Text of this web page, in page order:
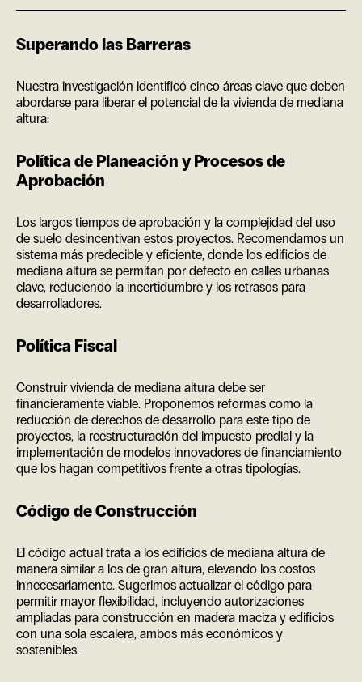
Superando las Barreras
Nuestra investigación identificó cinco áreas clave que deben
abordarse para liberar el potencial de la vivienda de mediana
altura:
Política de Planeación y Procesos de
Aprobación
Los largos tiempos de aprobación y la complejidad del uso
de suelo desincentivan estos proyectos. Recomendamos un
sistema más predecible y eficiente, donde los edificios de
mediana altura se permitan por defecto en calles urbanas
clave, reduciendo la incertidumbre y los retrasos para
desarrolladores.
Política Fiscal
Construir vivienda de mediana altura debe ser
financieramente viable. Proponemos reformas como la
reducción de derechos de desarrollo para este tipo de
proyectos, la reestructuración del impuesto predial y la
implementación de modelos innovadores de financiamiento
que los hagan competitivos frente a otras tipologías.
Código de Construcción
El código actual trata a los edificios de mediana altura de
manera similar a los de gran altura, elevando los costos
innecesariamente. Sugerimos actualizar el código para
permitir mayor flexibilidad, incluyendo autorizaciones
ampliadas para construcción en madera maciza y edificios
con una sola escalera, ambos más económicos y
sostenibles.